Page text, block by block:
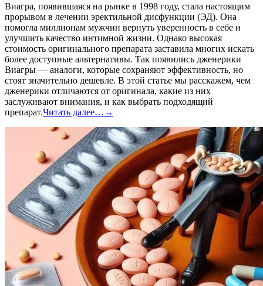
Виагра, появившаяся на рынке в 1998 году, стала настоящим
прорывом в лечении эректильной дисфункции (ЭД). Она
помогла миллионам мужчин вернуть уверенность в себе и
улучшить качество интимной жизни. Однако высокая
стоимость оригинального препарата заставила многих искать
более доступные альтернативы. Так появились дженерики
Виагры — аналоги, которые сохраняют эффективность, но
стоят значительно дешевле. В этой статье мы расскажем, чем
дженерики отличаются от оригинала, какие из них
заслуживают внимания, и как выбрать подходящий
препарат.Читать далее… →